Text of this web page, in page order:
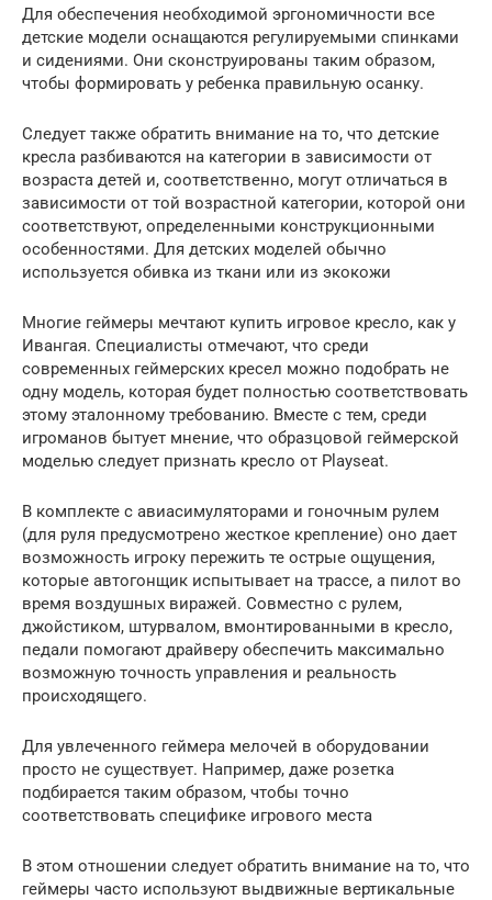
Для обеспечения необходимой эргономичности все
детские модели оснащаются регулируемыми спинками
и сидениями. Они сконструированы таким образом,
чтобы формировать у ребенка правильную осанку.
Следует также обратить внимание на то, что детские
кресла разбиваются на категории в зависимости от
возраста детей и, соответственно, могут отличаться в
зависимости от той возрастной категории, которой они
соответствуют, определенными конструкционными
особенностями. Для детских моделей обычно
используется обивка из ткани или из экокожи
Многие геймеры мечтают купить игровое кресло, как у
Ивангая. Специалисты отмечают, что среди
современных геймерских кресел можно подобрать не
одну модель, которая будет полностью соответствовать
этому эталонному требованию. Вместе с тем, среди
игроманов бытует мнение, что образцовой геймерской
моделью следует признать кресло от Playseat.
В комплекте с авиасимуляторами и гоночным рулем
(для руля предусмотрено жесткое крепление) оно дает
возможность игроку пережить те острые ощущения,
которые автогонщик испытывает на трассе, а пилот во
время воздушных виражей. Совместно с рулем,
джойстиком, штурвалом, вмонтированными в кресло,
педали помогают драйверу обеспечить максимально
возможную точность управления и реальность
происходящего.
Для увлеченного геймера мелочей в оборудовании
просто не существует. Например, даже розетка
подбирается таким образом, чтобы точно
соответствовать специфике игрового места
В этом отношении следует обратить внимание на то, что
геймеры часто используют выдвижные вертикальные